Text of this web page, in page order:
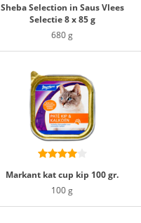
Sheba Selection in Saus Vlees
Selectie 8 x 85 g
680 g
Markant kat cup kip 100 gr.
100 g